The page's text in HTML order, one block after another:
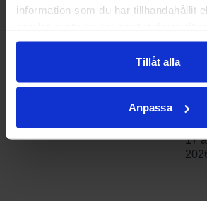
information som du har tillhandahållit
Tillåt alla
Anpassa
17